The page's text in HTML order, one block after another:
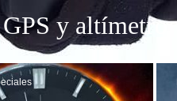
y altímetro